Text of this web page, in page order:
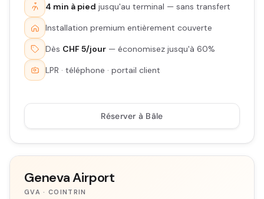
4 min à pied jusqu'au terminal — sans transfert
Installation premium entièrement couverte
Dès CHF 5/jour — économisez jusqu'à 60%
LPR · téléphone · portail client
Réserver à Bâle
Geneva Airport
GVA · COINTRIN